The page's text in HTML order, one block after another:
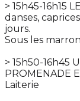
> 15h45-16h15
danses,
jours.
Sous les
> 15h50-16h45
PROMENADE
Laiterie